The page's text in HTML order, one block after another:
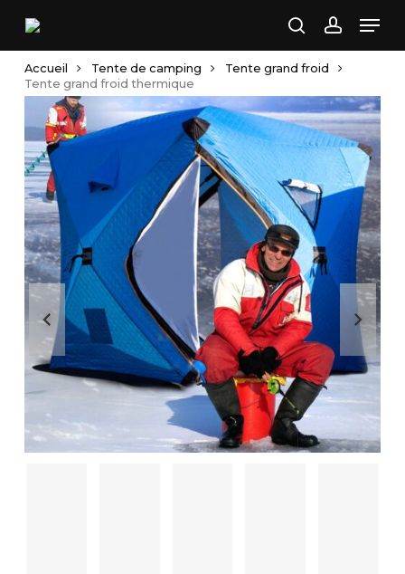
main
content
search
Accueil Tente de camping
Tente grand froid
Tente grand froid thermique